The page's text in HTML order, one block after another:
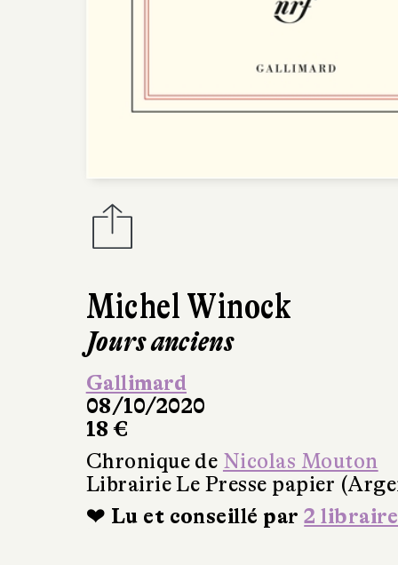
Michel Winock
Jours anciens
Gallimard
08/10/2020
18 €
Chronique de Nicolas Mouton
Librairie Le Presse papier
❤ Lu et conseillé par2